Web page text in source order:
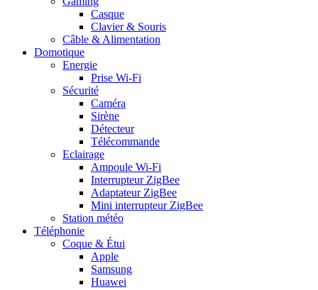
Casque
Clavier & Souris
Câble & Alimentation
Domotique
Energie
Prise Wi-Fi
Sécurité
Caméra
Sirène
Détecteur
Télécommande
Eclairage
Ampoule Wi-Fi
Interrupteur ZigBee
Adaptateur ZigBee
Mini interrupteur ZigBee
Station météo
Téléphonie
Coque & Étui
Apple
Samsung
Huawei